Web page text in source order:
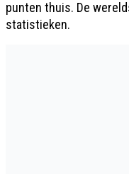
punten thuis. De
statistieken.